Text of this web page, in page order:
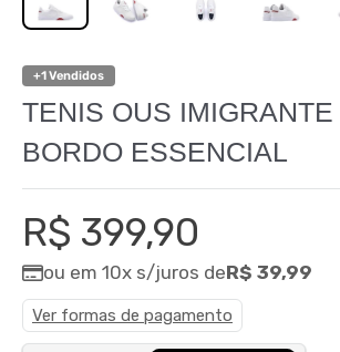
+1 Vendidos
TENIS OUS IMIGRANTE
BORDO ESSENCIAL
Preço
promocional
R$ 399,90
ou em 10x s/juros deR$ 39,99
Ver formas de pagamento